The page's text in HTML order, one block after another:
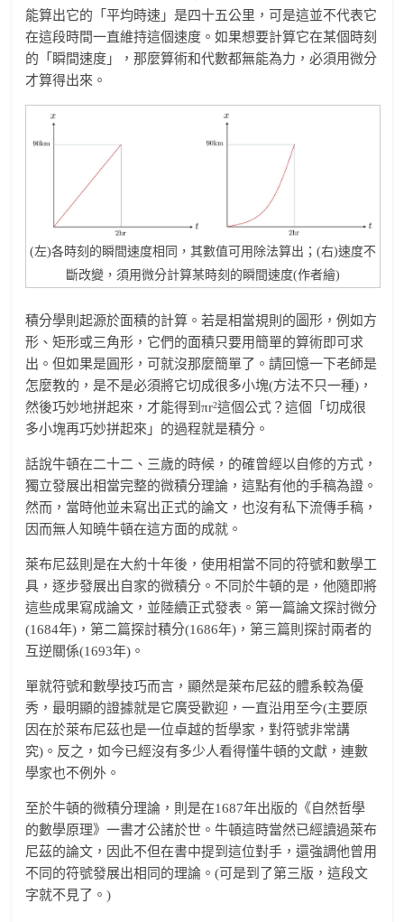
能算出它的「平均時速」是四十五公里，可是這並不代表它
在這段時間一直維持這個速度。如果想要計算它在某個時刻
的「瞬間速度」，那麼算術和代數都無能為力，必須用微分
才算得出來。
(左)各時刻的瞬間速度相同，其數值可用除法算出；(右)速度不
斷改變，須用微分計算某時刻的瞬間速度(作者繪)
積分學則起源於面積的計算。若是相當規則的圖形，例如方
形、矩形或三角形，它們的面積只要用簡單的算術即可求
出。但如果是圓形，可就沒那麼簡單了。請回憶一下老師是
怎麼教的，是不是必須將它切成很多小塊(方法不只一種)，
然後巧妙地拼起來，才能得到πr2這個公式？這個「切成很
多小塊再巧妙拼起來」的過程就是積分。
話說牛頓在二十二、三歲的時候，的確曾經以自修的方式，
獨立發展出相當完整的微積分理論，這點有他的手稿為證。
然而，當時他並未寫出正式的論文，也沒有私下流傳手稿，
因而無人知曉牛頓在這方面的成就。
萊布尼茲則是在大約十年後，使用相當不同的符號和數學工
具，逐步發展出自家的微積分。不同於牛頓的是，他隨即將
這些成果寫成論文，並陸續正式發表。第一篇論文探討微分
(1684年)，第二篇探討積分(1686年)，第三篇則探討兩者的
互逆關係(1693年)。
單就符號和數學技巧而言，顯然是萊布尼茲的體系較為優
秀，最明顯的證據就是它廣受歡迎，一直沿用至今(主要原
因在於萊布尼茲也是一位卓越的哲學家，對符號非常講
究)。反之，如今已經沒有多少人看得懂牛頓的文獻，連數
學家也不例外。
至於牛頓的微積分理論，則是在1687年出版的《自然哲學
的數學原理》一書才公諸於世。牛頓這時當然已經讀過萊布
尼茲的論文，因此不但在書中提到這位對手，還強調他曾用
不同的符號發展出相同的理論。(可是到了第三版，這段文
字就不見了。)